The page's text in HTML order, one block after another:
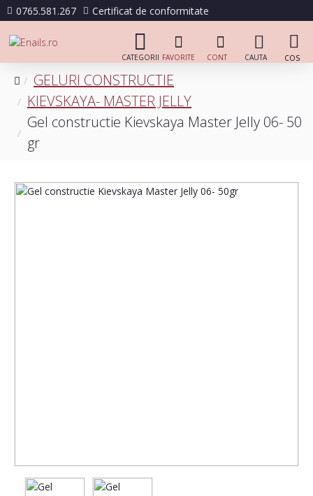
0765.581.267 Certificat de conformitate
GELURI CONSTRUCTIE
KIEVSKAYA- MASTER JELLY
Gel constructie Kievskaya Master Jelly 06- 50
gr